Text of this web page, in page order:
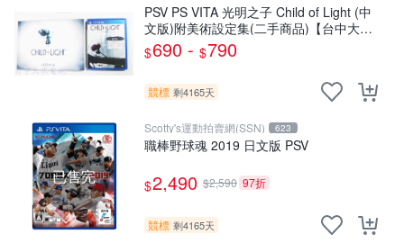
PSV PS VITA 光明之子 Child of Light (中
文版)附美術設定集(二手商品)【台中大眾
電玩】
$690 - $790
競標 剩4165天
已售完
Scotty's運動拍賣網(SSN) 623
職棒野球魂 2019 日文版 PSV
$2,490 $2,590 97折
競標 剩4165天